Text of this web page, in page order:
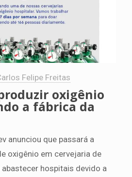
Felipe Freitas
oxigênio
a fábrica da
anunciou que passará a
oxigênio em cervejaria de
abastecer hospitais devido a